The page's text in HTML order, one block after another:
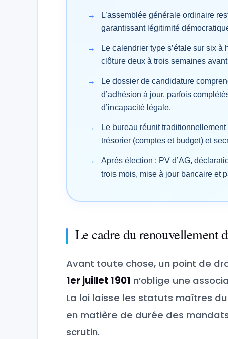
L’assemblée générale ordinaire
garantissant légitimité
Le calendrier type s’étale sur six
clôture deux à trois semaines
Le dossier de candidature
d’adhésion à jour, parfois
d’incapacité légale.
Le bureau réunit
trésorier (comptes et budget) et
Après élection : PV d’AG,
trois mois, mise à jour bancaire et
Le cadre du renouvellement
Avant toute chose, un point de
1er juillet 1901 n’oblige une
La loi laisse les statuts maîtres
en matière de durée des
scrutin.